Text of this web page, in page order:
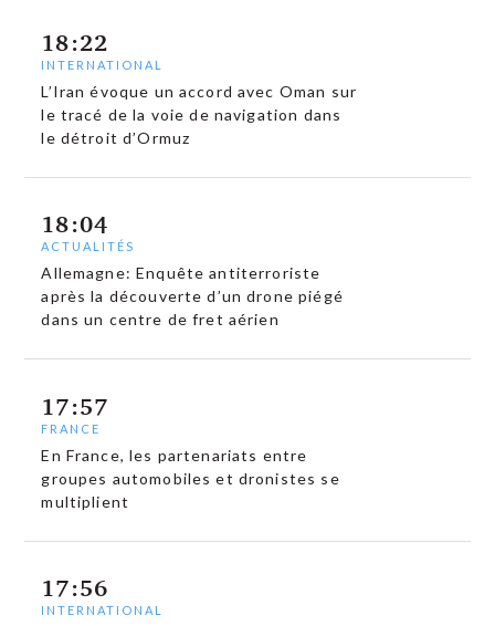
18:22
INTERNATIONAL
L’Iran évoque un accord avec Oman sur
le tracé de la voie de navigation dans
le détroit d’Ormuz
18:04
ACTUALITÉS
Allemagne: Enquête antiterroriste
après la découverte d’un drone piégé
dans un centre de fret aérien
17:57
FRANCE
En France, les partenariats entre
groupes automobiles et dronistes se
multiplient
17:56
INTERNATIONAL